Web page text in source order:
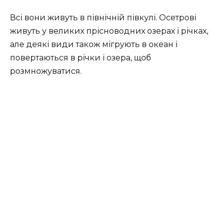
Всі вони живуть в північній півкулі. Осетрові
живуть у великих прісноводних озерах і річках,
але деякі види також мігрують в океан і
повертаються в річки і озера, щоб
розмножуватися.